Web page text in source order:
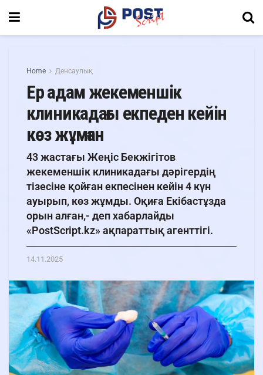
Home Денсаулық
Ер адам жекеменшік
клиникадағы екпеден кейін
көз жұмған
43 жастағы Жеңіс Бекжігітов
жекеменшік клиникадағы дәрігердің
тізесіне қойған екпесінен кейін 4 күн
ауырып, көз жұмды. Оқиға Екібастұзда
орын алған,- деп хабарлайды
«PostScript.kz» ақпараттық агенттігі.
14.11.2025